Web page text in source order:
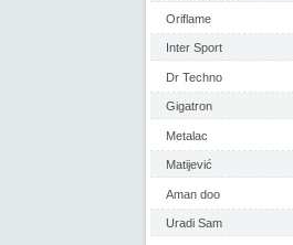
Oriflame
Inter Sport
Dr Techno
Gigatron
Metalac
Matijević
Aman doo
Uradi Sam